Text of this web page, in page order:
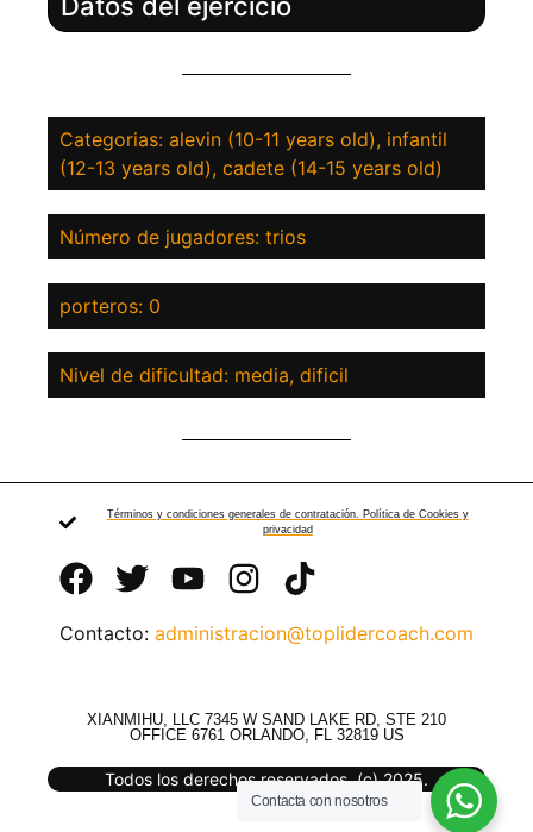
Categorias: alevin (10-11 years old), infantil
(12-13 years old), cadete (14-15 years old)
Número de jugadores: trios
porteros: 0
Nivel de dificultad: media, dificil
Términos y condiciones generales de contratación. Política de Cookies y
privacidad
Contacto: administracion@toplidercoach.com
XIANMIHU, LLC 7345 W SAND LAKE RD, STE 210
OFFICE 6761 ORLANDO, FL 32819 US
Todos los derechos reservados. (c) 2025.
Contacta con nosotros